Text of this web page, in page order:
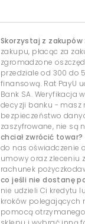
Skorzystaj z zakupów
zakupu, płacąc za
zgromadzone
przedziale od 300 do
finansową. Rat PayU
Bank SA.
decyzji banku - masz
bezpieczeństwo
zaszyfrowane, nie są
chciał zwrócić towar?
do nas oświadczenie
umowy oraz zleceniu
rachunek
co jeśli nie dostanę
nie udzieli Ci kredytu
kroków polegających
pomocą